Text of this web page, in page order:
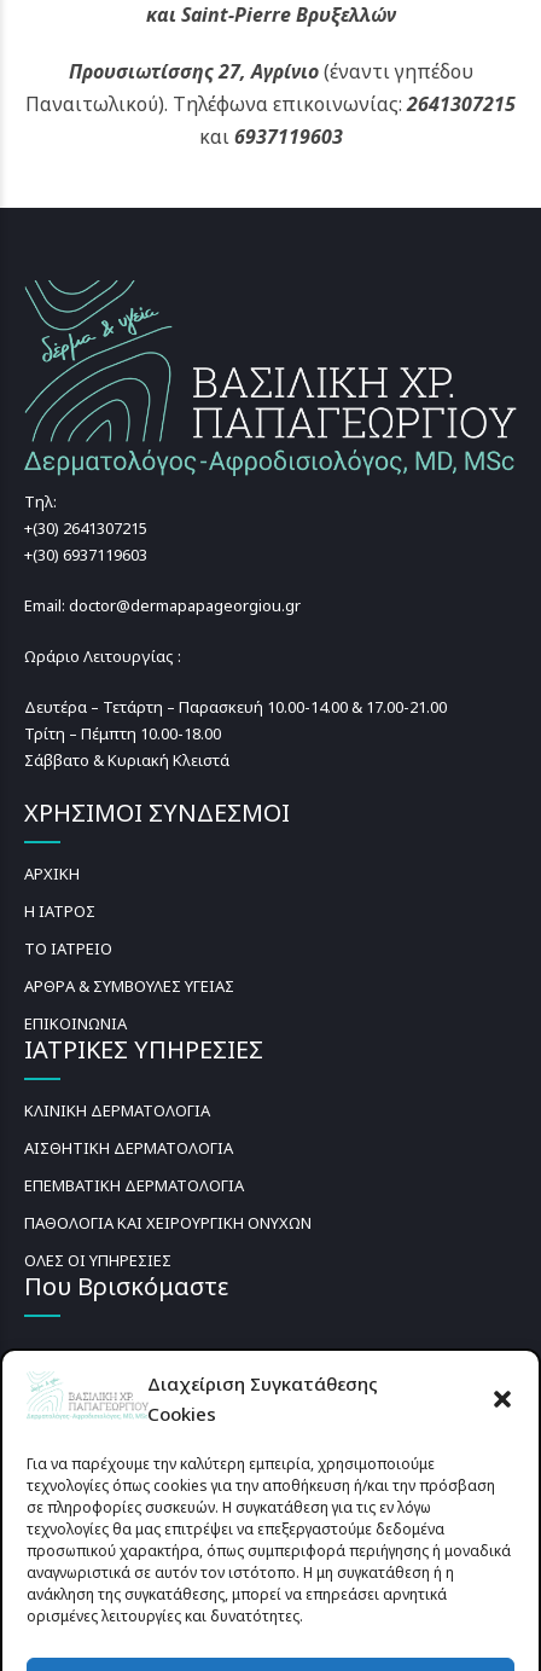
Διαχείριση Συγκατάθεσης
Cookies
Για να παρέχουμε την καλύτερη εμπειρία, χρησιμοποιούμε
τεχνολογίες όπως cookies για την αποθήκευση ή/και την πρόσβαση
σε πληροφορίες συσκευών. Η συγκατάθεση για τις εν λόγω
τεχνολογίες θα μας επιτρέψει να επεξεργαστούμε δεδομένα
προσωπικού χαρακτήρα, όπως συμπεριφορά περιήγησης ή μοναδικά
αναγνωριστικά σε αυτόν τον ιστότοπο. Η μη συγκατάθεση ή η
ανάκληση της συγκατάθεσης, μπορεί να επηρεάσει αρνητικά
ορισμένες λειτουργίες και δυνατότητες.
και Saint-Pierre Βρυξελλών
Προυσιωτίσσης 27, Αγρίνιο(έναντι γηπέδου
Παναιτωλικού). Τηλέφωνα επικοινωνίας:2641307215
και6937119603
Τηλ:
+(30) 2641307215
+(30) 6937119603
Email: doctor@dermapapageorgiou.gr
Ωράριο Λειτουργίας :
Δευτέρα – Τετάρτη – Παρασκευή 10.00-14.00 & 17.00-21.00
Τρίτη – Πέμπτη 10.00-18.00
Σάββατο & Κυριακή Κλειστά
ΧΡΗΣΙΜΟΙ ΣΥΝΔΕΣΜΟΙ
ΑΡΧΙΚΗ
Η ΙΑΤΡΟΣ
ΤΟ ΙΑΤΡΕΙΟ
ΑΡΘΡΑ & ΣΥΜΒΟΥΛΕΣ ΥΓΕΙΑΣ
ΕΠΙΚΟΙΝΩΝΙΑ
ΙΑΤΡΙΚΕΣ ΥΠΗΡΕΣΙΕΣ
ΚΛΙΝΙΚΗ ΔΕΡΜΑΤΟΛΟΓΙΑ
ΑΙΣΘΗΤΙΚΗ ΔΕΡΜΑΤΟΛΟΓΙΑ
ΕΠΕΜΒΑΤΙΚΗ ΔΕΡΜΑΤΟΛΟΓΙΑ
ΠΑΘΟΛΟΓΙΑ ΚΑΙ ΧΕΙΡΟΥΡΓΙΚΗ ΟΝΥΧΩΝ
ΟΛΕΣ ΟΙ ΥΠΗΡΕΣΙΕΣ
Που Βρισκόμαστε
Προυσιωτίσσης 27 & Δ.Σταϊκου , Αγρίνιο 30133 (έναντι γηπέδου